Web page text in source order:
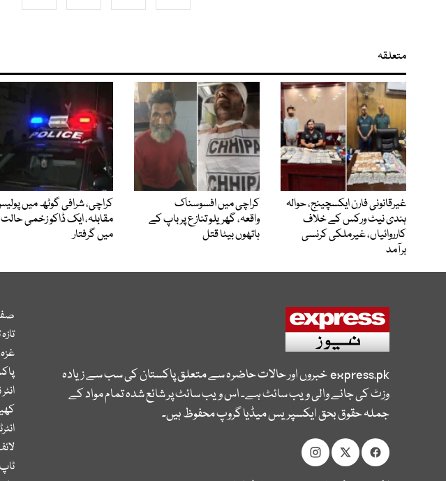
متعلقہ
غیرقانونی فارن ایکسچینج، حوالہ
ہندی نیٹ ورکس کے خلاف
کارروائیاں، غیرملکی کرنسی
برآمد
کراچی میں افسوسناک
واقعہ، گھریلو تنازع پر باپ کے
ہاتھوں بیٹا قتل
کراچی، شرافی گوٹھ میں
مقابلہ، ایک ڈاکو زخمی حالت
میں گرفتار
express.pkخبروں اور حالات حاضرہ سے متعلق پاکستان کی سب سے زیادہ
وزٹ کی جانے والی ویب سائٹ ہے۔ اس ویب سائٹ پر شائع شدہ تمام مواد کے
جملہ حقوق بحق ایکسپریس میڈیا گروپ محفوظ ہیں۔